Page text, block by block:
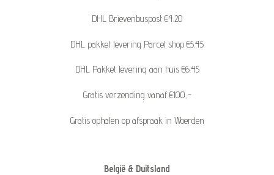
DHL Brievenbuspost €4.20
DHL pakket levering Parcel shop €5.45
DHL Pakket levering aan huis €6.45
Gratis verzending vanaf €100,-
Gratis ophalen op afspraak in Woerden
België & Duitsland